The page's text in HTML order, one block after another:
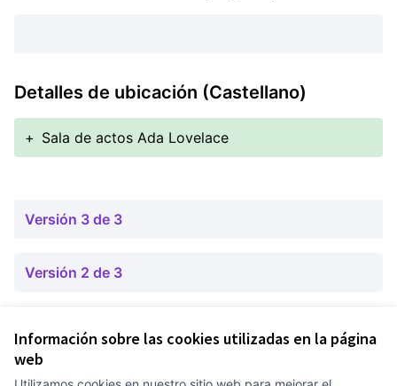
Información sobre las cookies utilizadas en la página
web
Detalles de ubicación (Castellano)
+ Sala de actos Ada Lovelace
Versión 3 de 3
Versión 2 de 3